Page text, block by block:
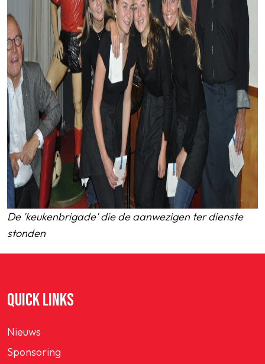
De 'keukenbrigade' die de aanwezigen ter dienste
stonden
QUICK LINKS
Nieuws
Sponsoring